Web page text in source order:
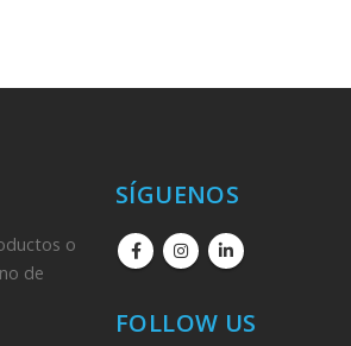
o
de
SÍGUENOS
FOLLOW US